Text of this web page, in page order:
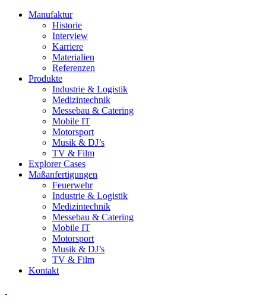
Manufaktur
Historie
Interview
Karriere
Materialien
Referenzen
Produkte
Industrie & Logistik
Medizintechnik
Messebau & Catering
Mobile IT
Motorsport
Musik & DJ’s
TV & Film
Explorer Cases
Maßanfertigungen
Feuerwehr
Industrie & Logistik
Medizintechnik
Messebau & Catering
Mobile IT
Motorsport
Musik & DJ’s
TV & Film
Kontakt